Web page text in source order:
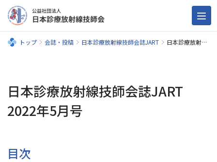
トップ 会誌・投稿 日本診療放射線技師会誌JART 日本診療放射線技師会誌JART 2022年5月号
日本診療放射線技師会誌JART
2022年5月号
目次